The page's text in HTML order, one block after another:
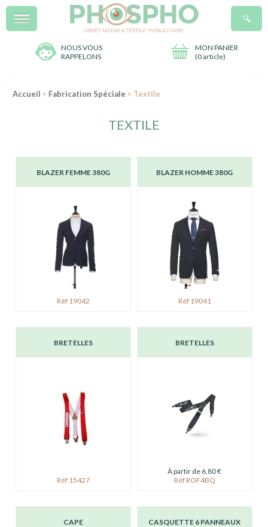
NOUS VOUS
RAPPELONS
MON PANIER
(0 article)
Menu
Accueil > Fabrication Spéciale > Textile
TEXTILE
BLAZER FEMME 380G
Réf 19042
BLAZER HOMME 380G
Réf 19041
BRETELLES
Réf 15427
BRETELLES
À partir de 6,80 €
Réf ROF4BQ
CAPE CASQUETTE 6 PANNEAUX